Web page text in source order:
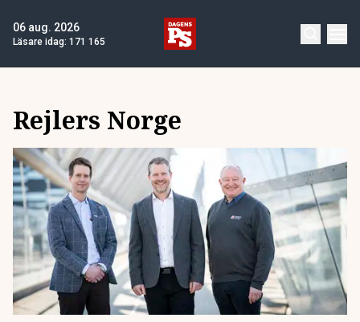
06 aug. 2026
Läsare idag: 171 165
Rejlers Norge